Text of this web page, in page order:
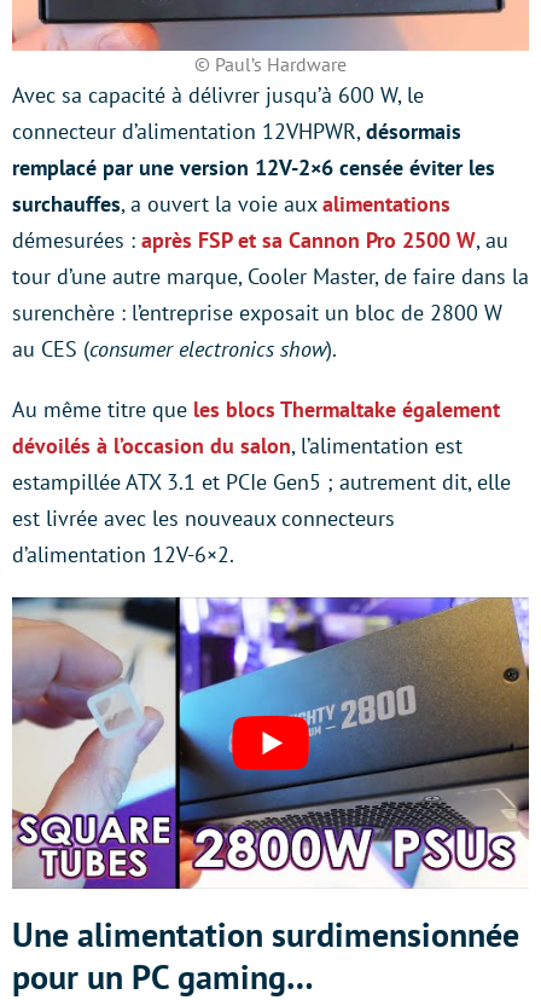
© Paul’s Hardware
Avec sa capacité à délivrer jusqu’à 600 W, le
connecteur d’alimentation 12VHPWR,désormais
remplacé par une version 12V-2×6 censée éviter les
surchauffes, a ouvert la voie auxalimentations
démesurées : après FSP et sa Cannon Pro 2500 W, au
tour d’une autre marque, Cooler Master, de faire dans la
surenchère : l’entreprise exposait un bloc de 2800 W
au CES (consumer electronics show).
Au même titre que les blocs Thermaltake également
dévoilés à l’occasion du salon, l’alimentation est
estampillée ATX 3.1 et PCIe Gen5 ; autrement dit, elle
est livrée avec les nouveaux connecteurs
d’alimentation 12V-6×2.
Une alimentation surdimensionnée
pour un PC gaming…